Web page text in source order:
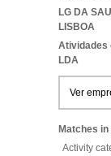
LG DA
LISBOA
Atividades
LDA
Ver
Matches
Activity